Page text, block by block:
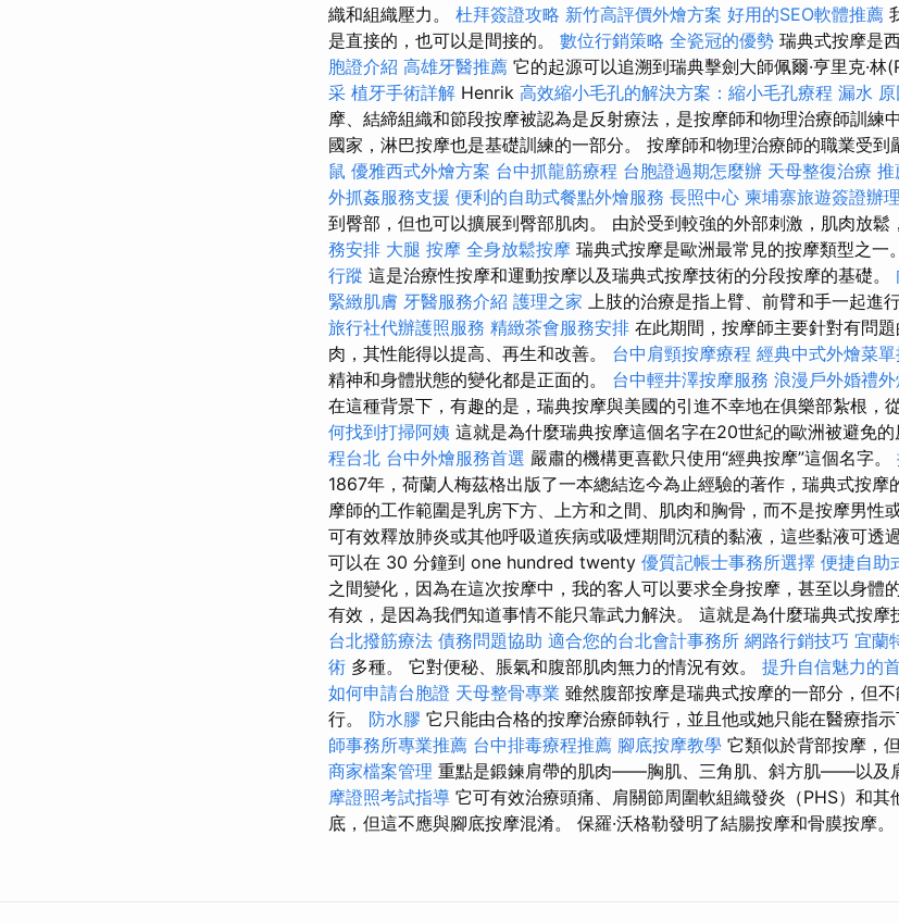
織和組織壓力。 杜拜簽證攻略 新竹高評價外燴方案 好用的SEO軟體推薦
是直接的，也可以是間接的。 數位行銷策略 全瓷冠的優勢 瑞典式按摩是
胞證介紹 高雄牙醫推薦 它的起源可以追溯到瑞典擊劍大師佩爾·亨里克·林
采 植牙手術詳解 Henrik 高效縮小毛孔的解決方案：縮小毛孔療程 漏水 原
摩、結締組織和節段按摩被認為是反射療法，是按摩師和物理治療師訓練
國家，淋巴按摩也是基礎訓練的一部分。 按摩師和物理治療師的職業受
鼠 優雅西式外燴方案 台中抓龍筋療程 台胞證過期怎麼辦 天母整復治療 推
外抓姦服務支援 便利的自助式餐點外燴服務 長照中心 柬埔寨旅遊簽證辦理
到臀部，但也可以擴展到臀部肌肉。 由於受到較強的外部刺激，肌肉放鬆
務安排 大腿 按摩 全身放鬆按摩 瑞典式按摩是歐洲最常見的按摩類型之一
行蹤 這是治療性按摩和運動按摩以及瑞典式按摩技術的分段按摩的基礎。
緊緻肌膚 牙醫服務介紹 護理之家 上肢的治療是指上臂、前臂和手一起進
旅行社代辦護照服務 精緻茶會服務安排 在此期間，按摩師主要針對有問
肉，其性能得以提高、再生和改善。 台中肩頸按摩療程 經典中式外燴菜
精神和身體狀態的變化都是正面的。 台中輕井澤按摩服務 浪漫戶外婚禮
在這種背景下，有趣的是，瑞典按摩與美國的引進不幸地在俱樂部紮根，
何找到打掃阿姨 這就是為什麼瑞典按摩這個名字在20世紀的歐洲被避免的
程台北 台中外燴服務首選 嚴肅的機構更喜歡只使用“經典按摩”這個名字。
1867年，荷蘭人梅茲格出版了一本總結迄今為止經驗的著作，瑞典式按摩
摩師的工作範圍是乳房下方、上方和之間、肌肉和胸骨，而不是按摩男性
可有效釋放肺炎或其他呼吸道疾病或吸煙期間沉積的黏液，這些黏液可透
可以在 30 分鐘到 one hundred twenty 優質記帳士事務所選擇 便捷自助
之間變化，因為在這次按摩中，我的客人可以要求全身按摩，甚至以身體
有效，是因為我們知道事情不能只靠武力解決。 這就是為什麼瑞典式按摩
台北撥筋療法 債務問題協助 適合您的台北會計事務所 網路行銷技巧 宜蘭
術 多種。 它對便秘、脹氣和腹部肌肉無力的情況有效。 提升自信魅力的
如何申請台胞證 天母整骨專業 雖然腹部按摩是瑞典式按摩的一部分，但
行。 防水膠 它只能由合格的按摩治療師執行，並且他或她只能在醫療指示
師事務所專業推薦 台中排毒療程推薦 腳底按摩教學 它類似於背部按摩，
商家檔案管理 重點是鍛鍊肩帶的肌肉——胸肌、三角肌、斜方肌——以及
摩證照考試指導 它可有效治療頭痛、肩關節周圍軟組織發炎（PHS）和
底，但這不應與腳底按摩混淆。 保羅·沃格勒發明了結腸按摩和骨膜按摩。